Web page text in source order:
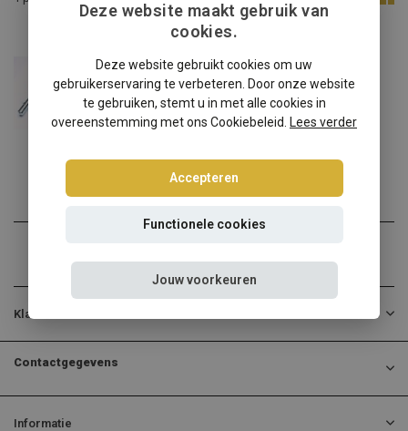
Volkswagen Bora 4-Motion schroefset
Volkswagen Bora 4-Motion ...
€274,95
Klantenservice
Contactgegevens
Informatie
Deze website maakt gebruik van
cookies.
Deze website gebruikt cookies om uw
gebruikerservaring te verbeteren. Door onze website
te gebruiken, stemt u in met alle cookies in
overeenstemming met ons Cookiebeleid.
Lees verder
Accepteren
Functionele cookies
Jouw voorkeuren